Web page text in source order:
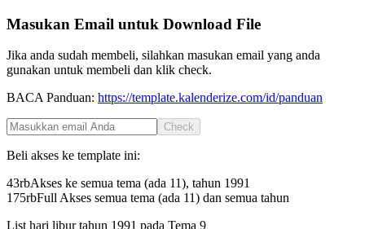
Masukan Email untuk Download File
Jika anda sudah membeli, silahkan masukan email yang anda
gunakan untuk membeli dan klik check.
BACA Panduan: https://template.kalenderize.com/id/panduan
Check
Beli akses ke template ini:
43rbAkses ke semua tema (ada 11), tahun 1991
175rbFull Akses semua tema (ada 11) dan semua tahun
List hari libur tahun 1991 pada Tema 9